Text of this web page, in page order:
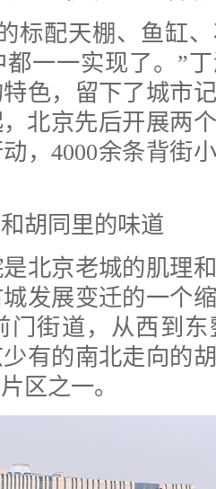
配天棚、鱼缸、
一一实现了。”
色，留下了城市
北京先后开展两
，4000余条背街
胡同里的味道
京老城的肌理和
发展变迁的一个
门街道，从西到
有的南北走向的
区之一。